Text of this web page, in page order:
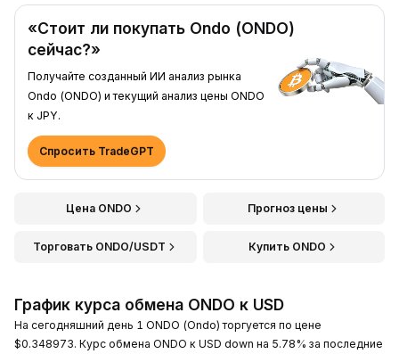
«Стоит ли покупать Ondo (ONDO)
сейчас?»
Получайте созданный ИИ анализ рынка
Ondo (ONDO) и текущий анализ цены ONDO
к JPY.
Спросить TradeGPT
Цена ONDO Прогноз цены
Торговать ONDO/USDT Купить ONDO
График курса обмена ONDO к USD
На сегодняшний день 1 ONDO (Ondo) торгуется по цене
$0.348973. Курс обмена ONDO к USD down на 5.78% за последние